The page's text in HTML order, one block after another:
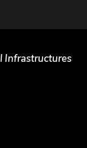
Infrastructures